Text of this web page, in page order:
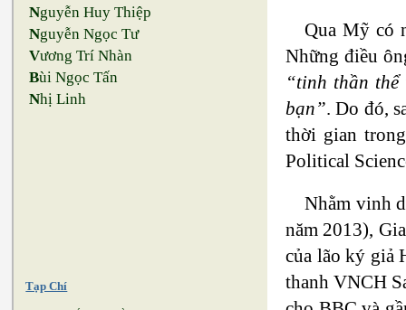
Nguyễn Huy Thiệp
Nguyễn Ngọc Tư
Vương Trí Nhàn
Bùi Ngọc Tấn
Nhị Linh
Tạp Chí
Qua Mỹ có
Những điều
“tinh thần thể
bạn”. Do đó,
thời gian
Political
Nhằm vinh
năm 2013),
của lão ký giả
thanh VNCH